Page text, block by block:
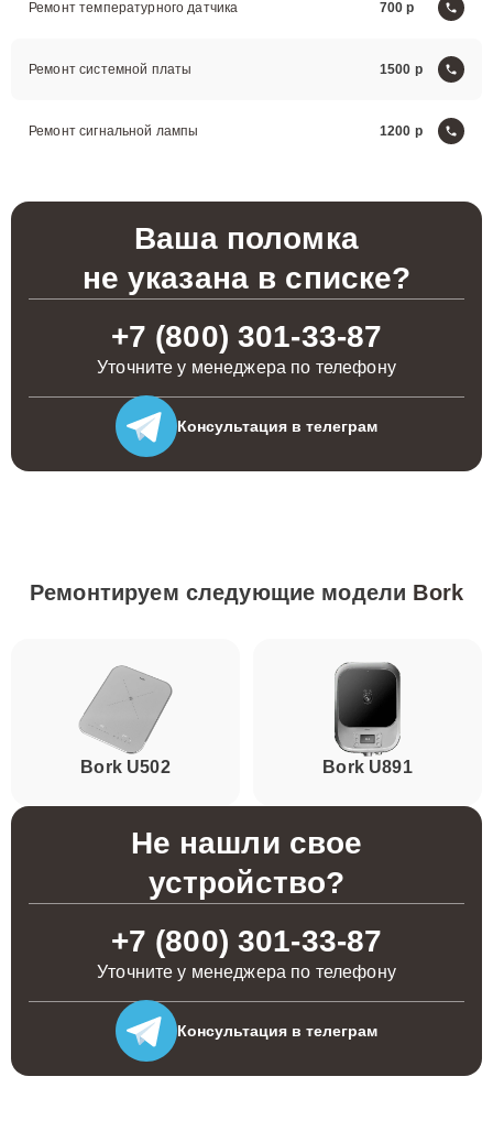
Ремонт температурного датчика 700
Ремонт системной платы 1500
Ремонт сигнальной лампы 1200
Ваша поломка
не указана в списке?
+7 (800) 301-33-87
Уточните у менеджера по телефону
Консультация в телеграм
Ремонтируем следующие модели Bork
Bork U502 Bork U891
Не нашли свое
устройство?
+7 (800) 301-33-87
Уточните у менеджера по телефону
Консультация в телеграм